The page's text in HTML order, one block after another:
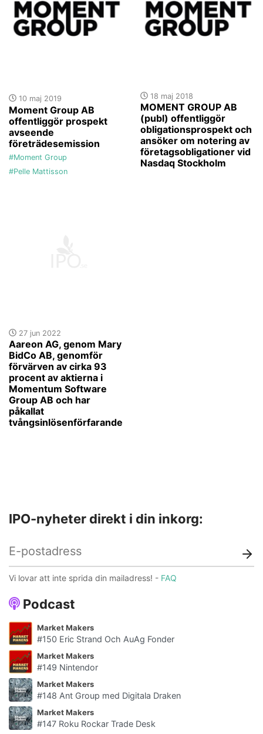
10 maj 2019
Moment Group AB
offentliggör prospekt
avseende
företrädesemission
#Moment Group
#Pelle Mattisson
18 maj 2018
MOMENT GROUP AB
(publ) offentliggör
obligationsprospekt och
ansöker om notering av
företagsobligationer vid
Nasdaq Stockholm
27 jun 2022
Aareon AG, genom Mary
BidCo AB, genomför
förvärven av cirka 93
procent av aktierna i
Momentum Software
Group AB och har
påkallat
tvångsinlösenförfarande
Podcast
Market Makers
#150 Eric Strand Och AuAg Fonder
Market Makers
#149 Nintendor
Market Makers
#148 Ant Group med Digitala Draken
Market Makers
#147 Roku Rockar Trade Desk
IPO-nyheter direkt i din inkorg:
Vi lovar att inte sprida din mailadress! - FAQ